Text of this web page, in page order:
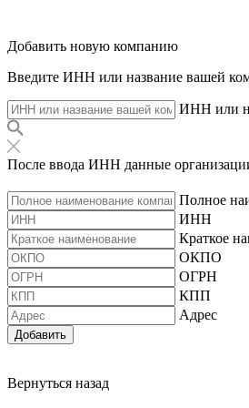
Добавить новую компанию
Введите ИНН или название вашей
ИНН или
После ввода ИНН данные
Полное
ИНН
Краткое
ОКПО
ОГРН
КПП
Адрес
Добавить
Вернуться назад